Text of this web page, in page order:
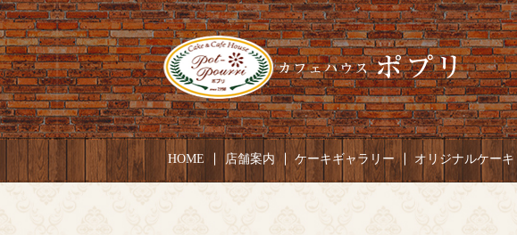
HOME 店舗案内 ケーキギャラリー オリジナルケーキ